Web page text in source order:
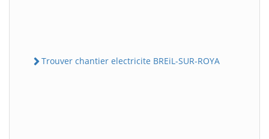
Trouver chantier electricite BREiL-SUR-ROYA